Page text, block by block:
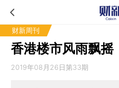
财新周刊
香港楼市风雨飘摇
2019年08月26日第33期